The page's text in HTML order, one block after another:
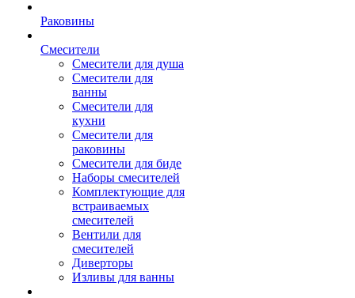
Раковины
Смесители
Смесители для душа
Смесители для
ванны
Смесители для
кухни
Смесители для
раковины
Смесители для биде
Наборы смесителей
Комплектующие для
встраиваемых
смесителей
Вентили для
смесителей
Диверторы
Изливы для ванны